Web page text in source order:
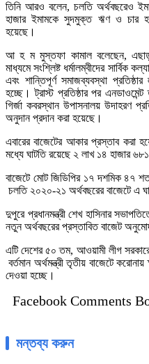
তিনি আরও বলেন, চলতি অর্থবছরেও
হাজার ইমামকে সুদমুক্ত ঋণ ও চার
হয়েছে।
আ হ ম মুস্তফা কামাল বলেছেন, এছাড়া
মাধ্যমে সংশ্লিষ্ট ধর্মালম্বীদের সার্বিক
এবং শান্তিপূর্ণ সমাজব্যবস্থা
হচ্ছে। ট্রাস্ট প্রতিষ্ঠার পর
গির্জা কবরস্থান উপাসনালয় উদাহরণ
অনুদান প্রদান করা হয়েছে।
এবারের বাজেটের আকার প্রস্তাব করা
মধ্যে ঘাটতি রয়েছে ২ লাখ ১৪ হাজার
বাজেটে মোট জিডিপির ১৭ দশমিক ৪৭
চলতি ২০২০-২১ অর্থবছরের বাজেটে এ
দুপুরে প্রধানমন্ত্রী শেখ হাসিনার
নতুন অর্থবছরের প্রস্তাবিত বাজেট
এটি দেশের ৫০ তম, আওয়ামী লীগ
বর্তমান অর্থমন্ত্রী তৃতীয় বাজেটে
দেওয়া হচ্ছে।
Facebook Comments
মন্তব্য করুন